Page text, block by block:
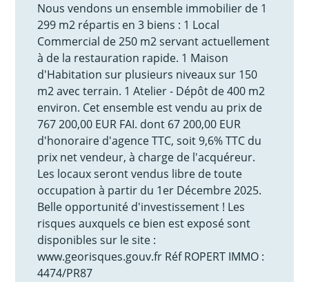
Nous vendons un ensemble immobilier de 1
299 m2 répartis en 3 biens : 1 Local
Commercial de 250 m2 servant actuellement
à de la restauration rapide. 1 Maison
d'Habitation sur plusieurs niveaux sur 150
m2 avec terrain. 1 Atelier - Dépôt de 400 m2
environ. Cet ensemble est vendu au prix de
767 200,00 EUR FAI. dont 67 200,00 EUR
d'honoraire d'agence TTC, soit 9,6% TTC du
prix net vendeur, à charge de l'acquéreur.
Les locaux seront vendus libre de toute
occupation à partir du 1er Décembre 2025.
Belle opportunité d'investissement ! Les
risques auxquels ce bien est exposé sont
disponibles sur le site :
www.georisques.gouv.fr Réf ROPERT IMMO :
4474/PR87